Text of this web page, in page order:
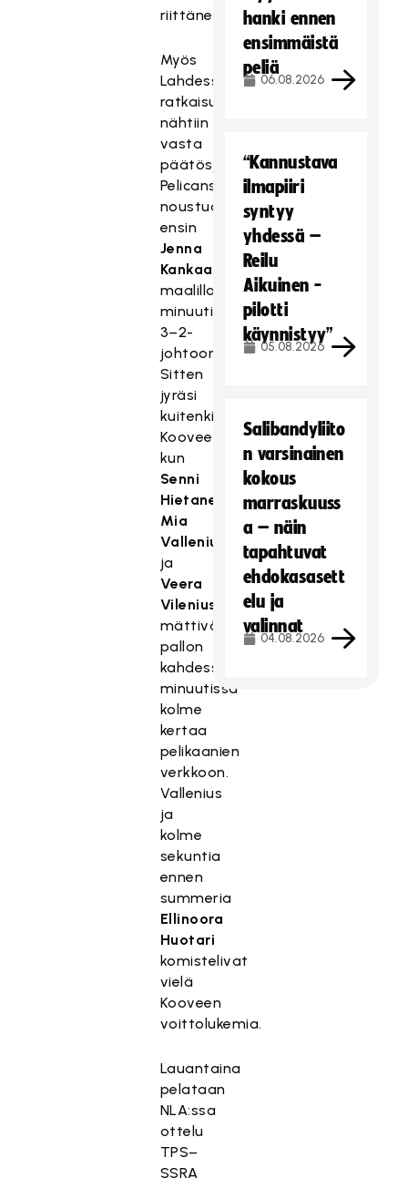
riittäneet.
Myös
Lahdessa
ratkaisu
nähtiin
vasta
päätösjaksolla
Pelicansin
noustua
ensin
Jenna
Kankaan
maalilla
minuutiksi
3–2-
johtoon.
Sitten
jyräsi
kuitenkin
Koovee,
kun
Senni
Hietanen
Mia
Vallenius
ja
Veera
Vilenius
mättivät
pallon
kahdessa
minuutissa
kolme
kertaa
pelikaanien
verkkoon.
Vallenius
ja
kolme
sekuntia
ennen
summeria
Ellinoora
Huotari
komistelivat
vielä
Kooveen
voittolukemia.
Lauantaina
pelataan
NLA:ssa
ottelu
TPS–
SSRA
hanki ennen
ensimmäistä
peliä
06.08.2026
“Kannustava
ilmapiiri
syntyy
yhdessä –
Reilu
Aikuinen -
pilotti
käynnistyy”
05.08.2026
Salibandyliito
n varsinainen
kokous
marraskuuss
a – näin
tapahtuvat
ehdokasasett
elu ja
valinnat
04.08.2026